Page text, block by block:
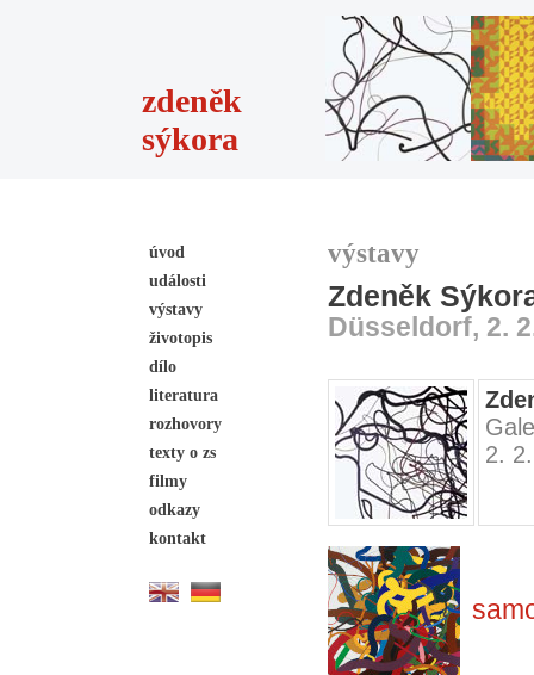
zdeněk
sýkora
úvod
události
výstavy
životopis
dílo
literatura
rozhovory
texty o zs
filmy
odkazy
kontakt
výstavy
Zdeněk
Düsseldorf, 2.
2.